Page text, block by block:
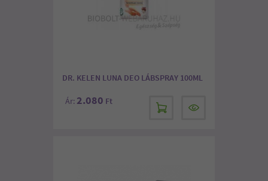
DR. KELEN LUNA DEO LÁBSPRAY 100ML
Ár: 2.080 Ft